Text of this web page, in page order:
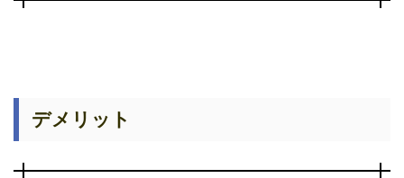
デメリット